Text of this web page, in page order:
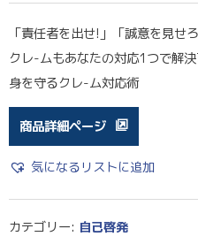
「責任者を出せ!」「誠意を見せ
クレ-ムもあなたの対応1つで解
身を守るクレ-ム対応術
商品詳細ページ
気になるリストに追加
カテゴリー: 自己啓発